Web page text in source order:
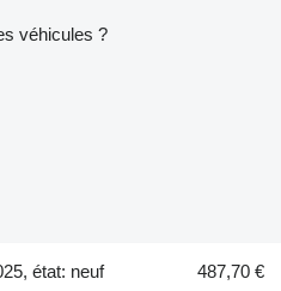
véhicules ?
état: neuf 487,70 €